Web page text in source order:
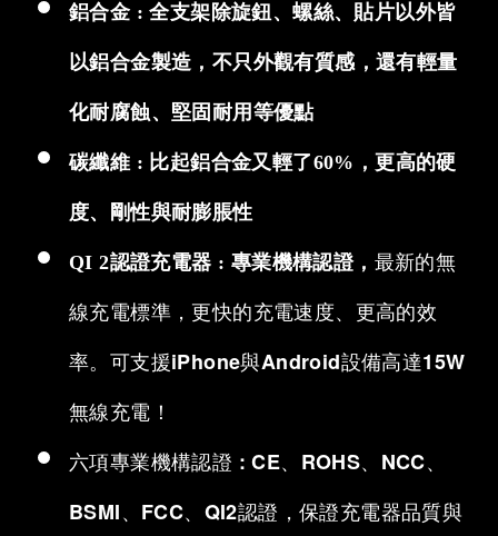
鋁合金 : 全支架除旋鈕、螺絲、貼片以外皆
以鋁合金製造，不只外觀有質感，還有輕量
化耐腐蝕、堅固耐用等優點
碳纖維 : 比起鋁合金又輕了60%，更高的硬
度、剛性與耐膨脹性
QI 2認證充電器 : 專業機構認證， 最新的無
線充電標準，更快的充電速度、更高的效
率。可支援iPhone與Android設備高達15W
無線充電！
六項專業機構認證 : CE、ROHS、NCC、
BSMI、FCC、QI2認證，保證充電器品質與